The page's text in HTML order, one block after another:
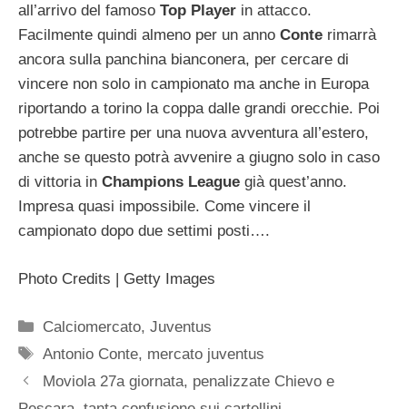
all’arrivo del famoso Top Player in attacco.
Facilmente quindi almeno per un anno Conte rimarrà
ancora sulla panchina bianconera, per cercare di
vincere non solo in campionato ma anche in Europa
riportando a torino la coppa dalle grandi orecchie. Poi
potrebbe partire per una nuova avventura all’estero,
anche se questo potrà avvenire a giugno solo in caso
di vittoria in Champions League già quest’anno.
Impresa quasi impossibile. Come vincere il
campionato dopo due settimi posti….
Photo Credits | Getty Images
Categorie
Calciomercato,Juventus
Tag
Antonio Conte, mercato juventus
Moviola 27a giornata, penalizzate Chievo e